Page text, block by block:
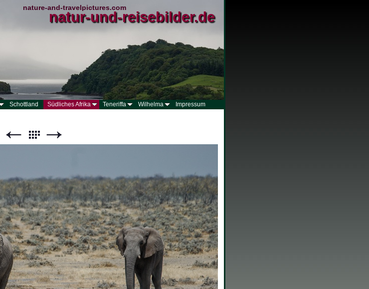
natur-und-reisebilder.de
nature-and-travelpictures.com
Schottland Südliches Afrika Teneriffa Wilhelma Impressum